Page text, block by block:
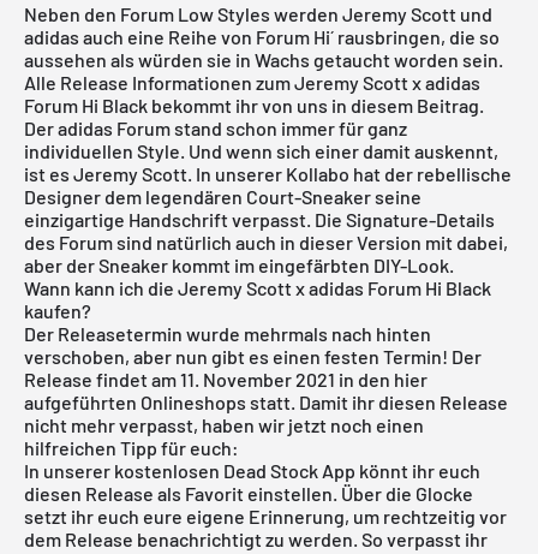
Neben den Forum Low Styles werden Jeremy Scott und
adidas auch eine Reihe von Forum Hi´ rausbringen, die so
aussehen als würden sie in Wachs getaucht worden sein.
Alle Release Informationen zum Jeremy Scott x adidas
Forum Hi Black bekommt ihr von uns in diesem Beitrag.
Der adidas Forum stand schon immer für ganz
individuellen Style. Und wenn sich einer damit auskennt,
ist es Jeremy Scott. In unserer Kollabo hat der rebellische
Designer dem legendären Court-Sneaker seine
einzigartige Handschrift verpasst. Die Signature-Details
des Forum sind natürlich auch in dieser Version mit dabei,
aber der Sneaker kommt im eingefärbten DIY-Look.
Wann kann ich die Jeremy Scott x adidas Forum Hi Black
kaufen?
Der Releasetermin wurde mehrmals nach hinten
verschoben, aber nun gibt es einen festen Termin! Der
Release findet am 11. November 2021 in den hier
aufgeführten Onlineshops statt. Damit ihr diesen Release
nicht mehr verpasst, haben wir jetzt noch einen
hilfreichen Tipp für euch:
In unserer kostenlosen Dead Stock App könnt ihr euch
diesen Release als Favorit einstellen. Über die Glocke
setzt ihr euch eure eigene Erinnerung, um rechtzeitig vor
dem Release benachrichtigt zu werden. So verpasst ihr